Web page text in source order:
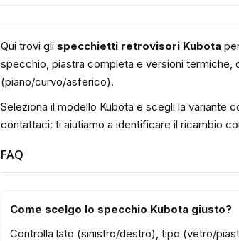
Qui trovi gli specchietti retrovisori Kubota
specchio, piastra completa e versioni
(piano/curvo/asferico).
Seleziona il modello Kubota e scegli la variante
contattaci: ti aiutiamo a identificare il ricambio
FAQ
Come scelgo lo specchio Kubota giusto?
Controlla lato (sinistro/destro), tipo (vetro/